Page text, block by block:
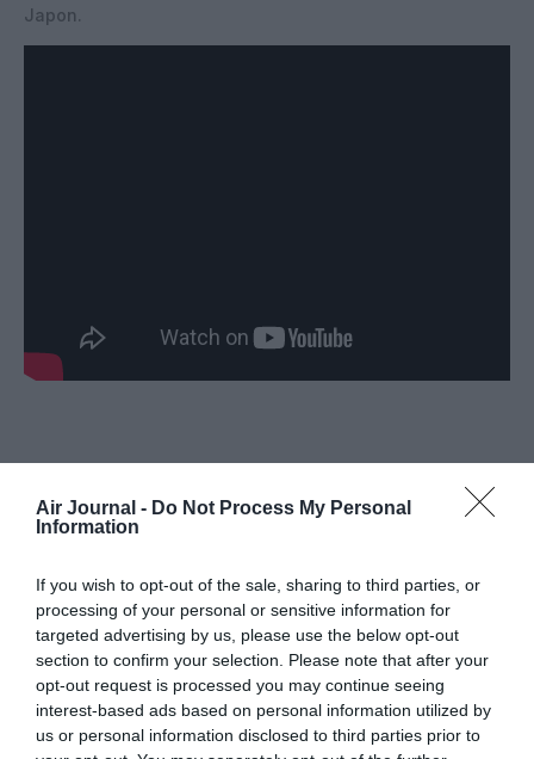
Air Journal - Do Not Process My Personal
Information
If you wish to opt-out of the sale, sharing to third parties, or
processing of your personal or sensitive information for
targeted advertising by us, please use the below opt-out
section to confirm your selection. Please note that after your
opt-out request is processed you may continue seeing
interest-based ads based on personal information utilized by
us or personal information disclosed to third parties prior to
Japon.
Vous avez apprécié l’article ?
Soutenez-nous, faites un don !